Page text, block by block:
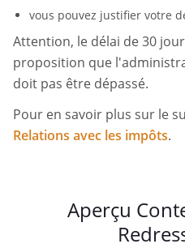
vous pouvez justifier votre
Attention, le délai de 30
proposition que
doit pas être dépassé.
Pour en savoir plus sur le
Relations avec les impôts.
Aperçu